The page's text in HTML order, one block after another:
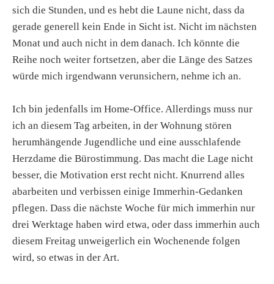
sich die Stunden, und es hebt die Laune nicht, dass da
gerade generell kein Ende in Sicht ist. Nicht im nächsten
Monat und auch nicht in dem danach. Ich könnte die
Reihe noch weiter fortsetzen, aber die Länge des Satzes
würde mich irgendwann verunsichern, nehme ich an.
Ich bin jedenfalls im Home-Office. Allerdings muss nur
ich an diesem Tag arbeiten, in der Wohnung stören
herumhängende Jugendliche und eine ausschlafende
Herzdame die Bürostimmung. Das macht die Lage nicht
besser, die Motivation erst recht nicht. Knurrend alles
abarbeiten und verbissen einige Immerhin-Gedanken
pflegen. Dass die nächste Woche für mich immerhin nur
drei Werktage haben wird etwa, oder dass immerhin auch
diesem Freitag unweigerlich ein Wochenende folgen
wird, so etwas in der Art.